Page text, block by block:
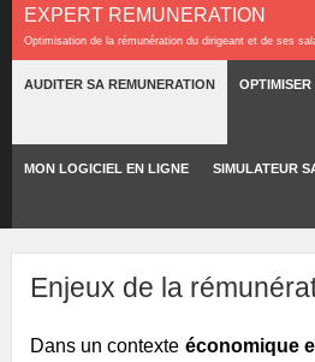
EXPERT REMUNERATION
Optimisation de la rémunération du dirigeant et de ses
AUDITER SA REMUNERATION
MON LOGICIEL EN LIGNE SIMULATEUR
Enjeux de la
Dans un contexte économique